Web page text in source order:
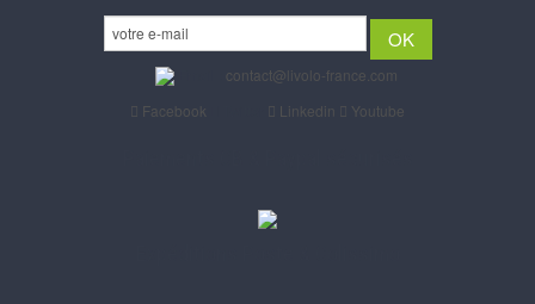
contact@livolo-france.com
Facebook
Linkedin Youtube